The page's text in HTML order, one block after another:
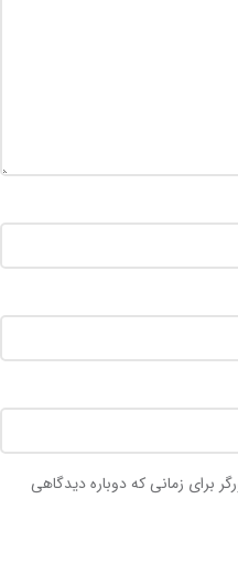
برای زمانی که دوباره دیدگاهی